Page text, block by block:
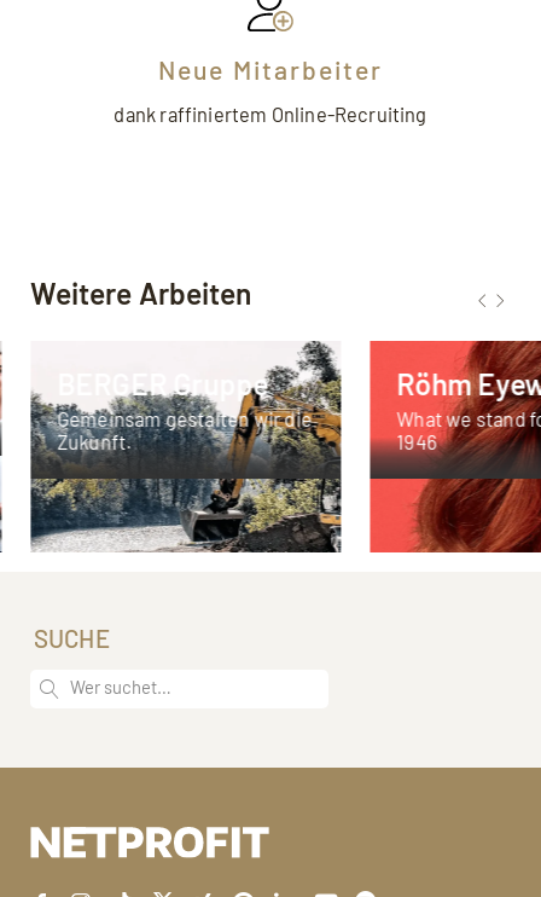
Neue Mitarbeiter
dank raffiniertem Online-Recruiting
Weitere Arbeiten
BERGER Gruppe
Gemeinsam gestalten wir die
Zukunft.
Röhm
What we stand
1946
SUCHE